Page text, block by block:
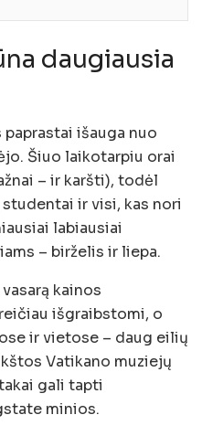
daugiausia
išauga nuo
Šiuo laikotarpiu orai
– ir karšti), todėl
ir visi, kas nori
labiausiai
– birželis ir liepa.
kainos
išgraibstomi, o
ir vietose – daug eilių
Vatikano muziejų
gali tapti
minios.